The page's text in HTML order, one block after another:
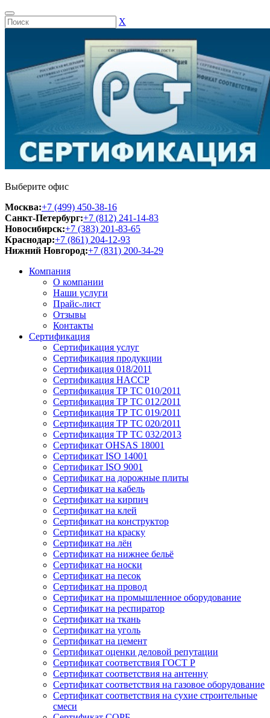
Х
Выберите офис
Москва:+7 (499) 450-38-16
Санкт-Петербург:+7 (812) 241-14-83
Новосибирск:+7 (383) 201-83-65
Краснодар:+7 (861) 204-12-93
Нижний Новгород:+7 (831) 200-34-29
Компания
О компании
Наши услуги
Прайс-лист
Отзывы
Контакты
Сертификация
Сертификация услуг
Сертификация продукции
Сертификация 018/2011
Сертификация HACCP
Сертификация ТР ТС 010/2011
Сертификация ТР ТС 012/2011
Сертификация ТР ТС 019/2011
Сертификация ТР ТС 020/2011
Сертификация ТР ТС 032/2013
Сертификат OHSAS 18001
Сертификат ISO 14001
Сертификат ISO 9001
Сертификат на дорожные плиты
Сертификат на кабель
Сертификат на кирпич
Сертификат на клей
Сертификат на конструктор
Сертификат на краску
Сертификат на лён
Сертификат на нижнее бельё
Сертификат на носки
Сертификат на песок
Сертификат на провод
Сертификат на промышленное оборудование
Сертификат на респиратор
Сертификат на ткань
Сертификат на уголь
Сертификат на цемент
Сертификат оценки деловой репутации
Сертификат соответствия ГОСТ Р
Сертификат соответствия на антенну
Сертификат соответствия на газовое оборудование
Сертификат соответствия на сухие строительные
смеси